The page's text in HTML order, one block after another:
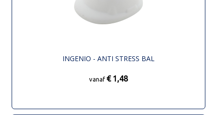
INGENIO - ANTI STRESS BAL
vanaf € 1,48